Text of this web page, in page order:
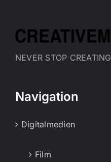
NEVER STOP CREATING
Navigation
Digitalmedien
Film